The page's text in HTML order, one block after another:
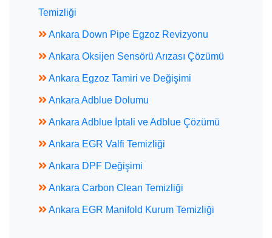
Temizliği
Ankara Down Pipe Egzoz Revizyonu
Ankara Oksijen Sensörü Arızası Çözümü
Ankara Egzoz Tamiri ve Değişimi
Ankara Adblue Dolumu
Ankara Adblue İptali ve Adblue Çözümü
Ankara EGR Valfi Temizliği
Ankara DPF Değişimi
Ankara Carbon Clean Temizliği
Ankara EGR Manifold Kurum Temizliği